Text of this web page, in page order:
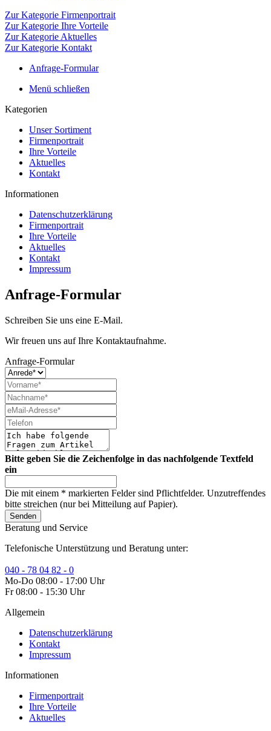
Zur Kategorie Firmenportrait
Zur Kategorie Ihre Vorteile
Zur Kategorie Aktuelles
Zur Kategorie Kontakt
Anfrage-Formular
Menü schließen
Kategorien
Unser Sortiment
Firmenportrait
Ihre Vorteile
Aktuelles
Kontakt
Informationen
Datenschutzerklärung
Firmenportrait
Ihre Vorteile
Aktuelles
Kontakt
Impressum
Anfrage-Formular
Schreiben Sie uns eine E-Mail.
Wir freuen uns auf Ihre Kontaktaufnahme.
Anfrage-Formular
Bitte geben Sie die Zeichenfolge in das nachfolgende Textfeld
ein
Die mit einem * markierten Felder sind Pflichtfelder. Unzutreffendes
bitte streichen (nur bei Mitteilung auf Papier).
Senden
Beratung und Service
Telefonische Unterstützung und Beratung unter:
040 - 78 04 82 - 0
Mo-Do 08:00 - 17:00 Uhr
Fr 08:00 - 15:30 Uhr
Allgemein
Datenschutzerklärung
Kontakt
Impressum
Informationen
Firmenportrait
Ihre Vorteile
Aktuelles